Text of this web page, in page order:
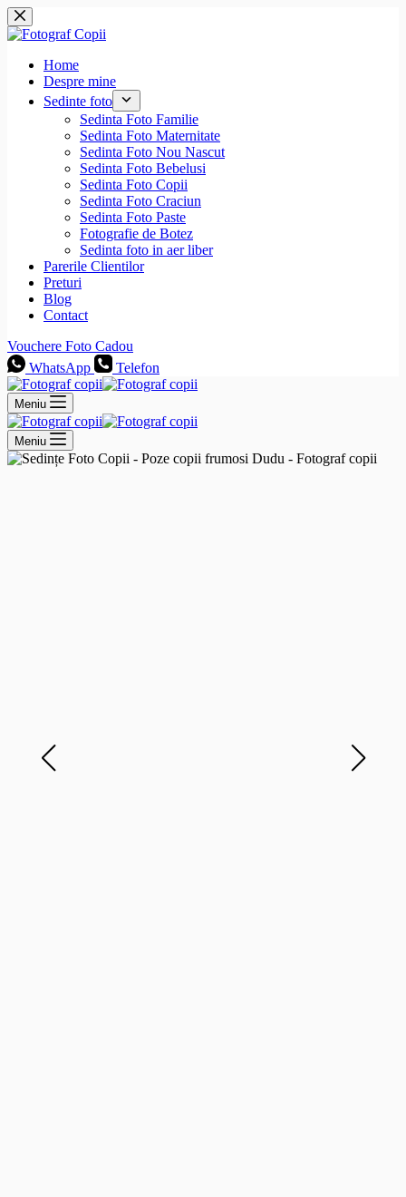
Sari
la
conținut
Home
Despre mine
Sedinte foto
Sedinta Foto Familie
Sedinta Foto Maternitate
Sedinta Foto Nou Nascut
Sedinta Foto Bebelusi
Sedinta Foto Copii
Sedinta Foto Craciun
Sedinta Foto Paste
Fotografie de Botez
Sedinta foto in aer liber
Parerile Clientilor
Preturi
Blog
Contact
Vouchere Foto Cadou
WhatsApp
Telefon
Meniu
Meniu